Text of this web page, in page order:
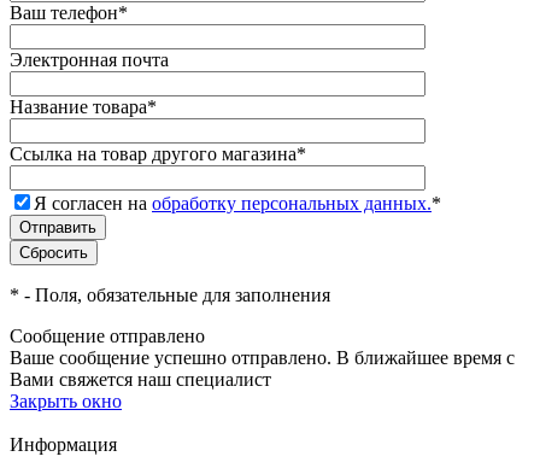
Ваш телефон*
Электронная почта
Название товара*
Ссылка на товар другого магазина*
Я согласен на обработку персональных данных.*
* - Поля, обязательные для заполнения
Сообщение отправлено
Ваше сообщение успешно отправлено. В ближайшее время с
Вами свяжется наш специалист
Закрыть окно
Информация